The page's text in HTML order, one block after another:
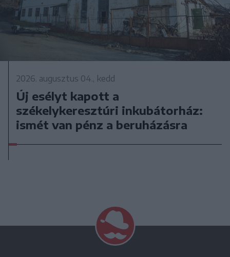
2026. augusztus 04., kedd
Új esélyt kapott a
székelykeresztúri inkubátorház:
ismét van pénz a beruházásra